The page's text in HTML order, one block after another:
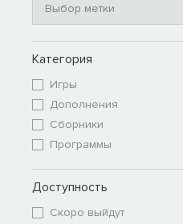
Выбор метки
Категория
Игры
Дополнения
Сборники
Программы
Доступность
Скоро выйдут